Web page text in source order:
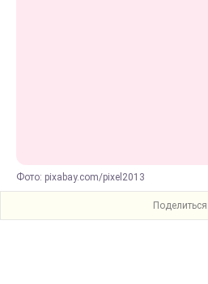
Фото: pixabay.com/pixel2013
Поделиться: